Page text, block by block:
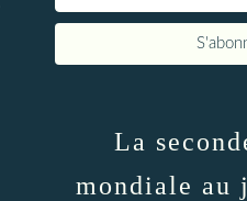
La
mondiale au